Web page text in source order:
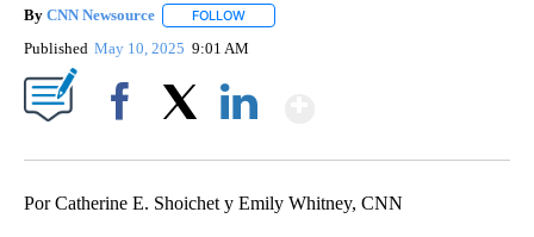
By CNN Newsource FOLLOW
Published May 10, 2025 9:01 AM
Por Catherine E. Shoichet y Emily Whitney, CNN